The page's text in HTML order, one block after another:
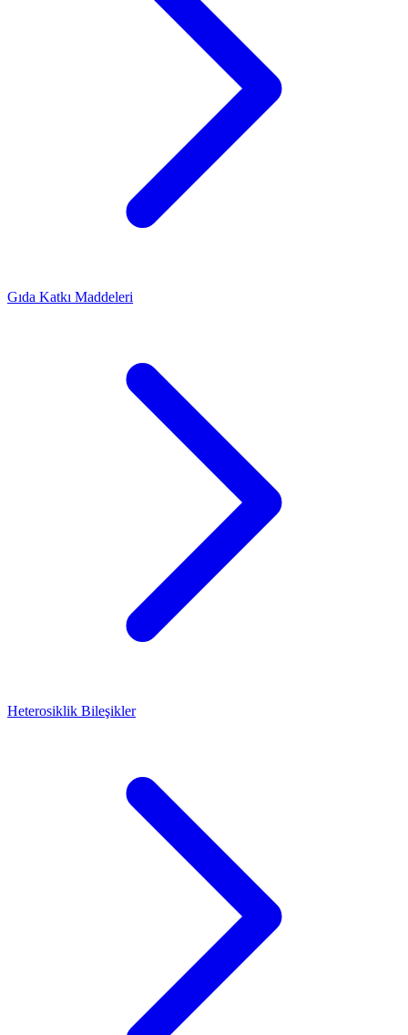
Gıda Katkı Maddeleri
Heterosiklik Bileşikler